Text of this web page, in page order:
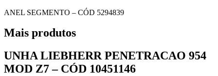
ANEL SEGMENTO – CÓD 5294839
Mais produtos
UNHA LIEBHERR PENETRACAO 954
MOD Z7 – CÓD 10451146